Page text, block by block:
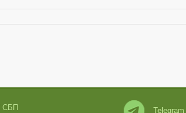
СБП
Telegram